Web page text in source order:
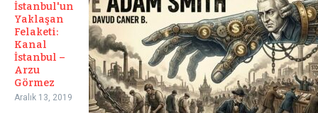
İstanbul'un
Yaklaşan
Felaketi:
Kanal
İstanbul –
Arzu
Görmez
Aralık 13, 2019